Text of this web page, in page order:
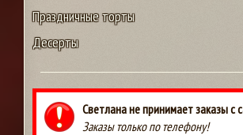
Праздничные торты
Десерты
Светлана не принимает заказы с
Заказы только по телефону!